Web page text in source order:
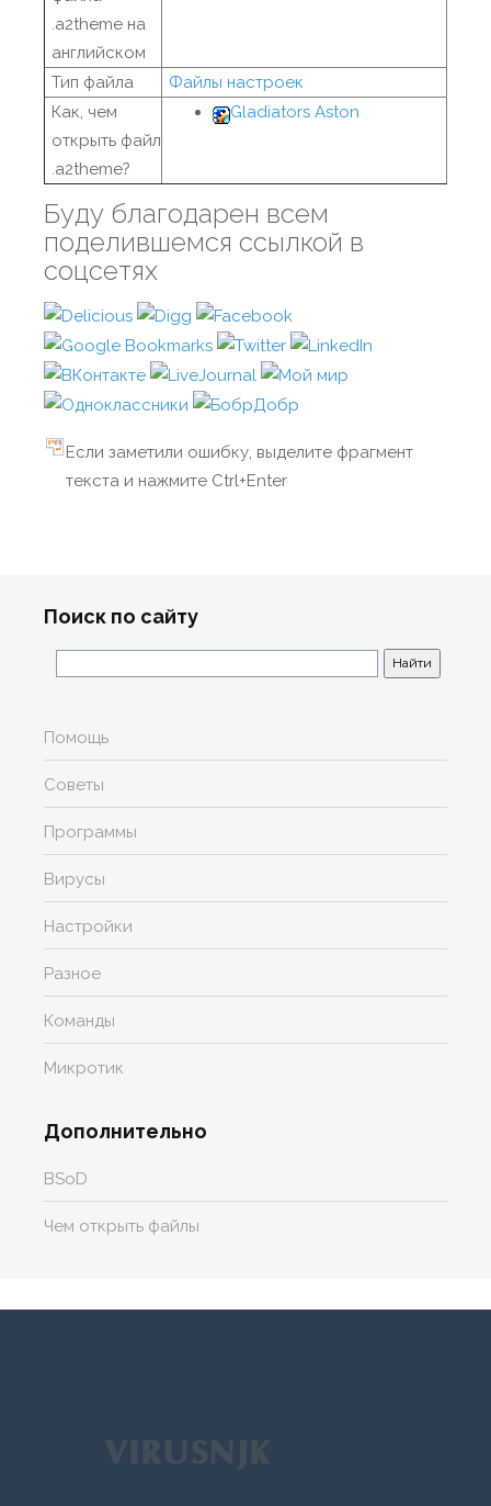
.a2theme на
английском
Тип файла
Файлы настроек
Как, чем
открыть файл
.a2theme?
Gladiators Aston
Буду благодарен всем
поделившемся ссылкой в
соцсетях
Если заметили ошибку, выделите фрагмент
текста и нажмите Ctrl+Enter
Поиск по сайту
Помощь
Советы
Программы
Вирусы
Настройки
Разное
Команды
Микротик
Дополнительно
BSoD
Чем открыть файлы